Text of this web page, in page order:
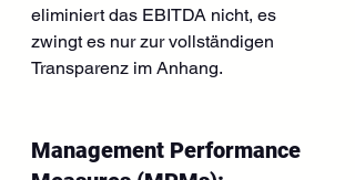
eliminiert das EBITDA nicht, es
zwingt es nur zur vollständigen
Transparenz im Anhang.
Management Performance